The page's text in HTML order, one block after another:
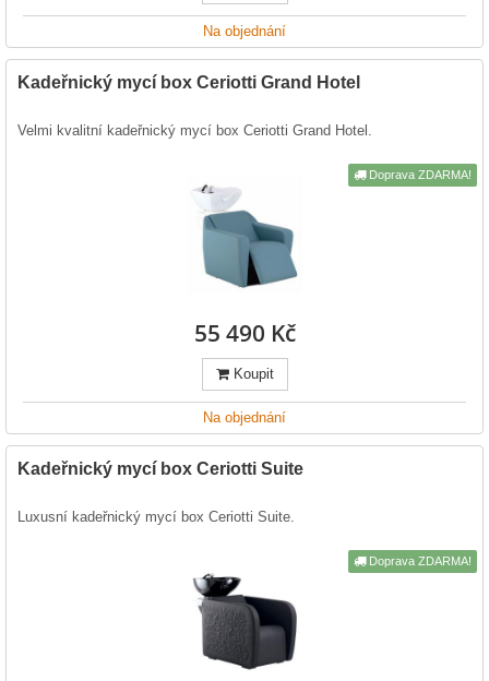
Na objednání
Kadeřnický mycí box Ceriotti Grand Hotel
Velmi kvalitní kadeřnický mycí box Ceriotti Grand Hotel.
55 490 Kč
Doprava ZDARMA!
Koupit
Na objednání
Kadeřnický mycí box Ceriotti Suite
Luxusní kadeřnický mycí box Ceriotti Suite.
Doprava ZDARMA!